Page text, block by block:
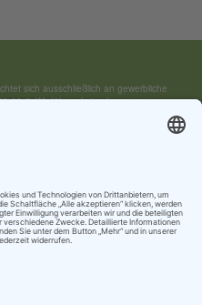
sich ausschließ­lich an gewerbliche
€. Wir führen keine Lagerware,
Sie an.
traditionsreiches Familienunternehmen
Kontakt